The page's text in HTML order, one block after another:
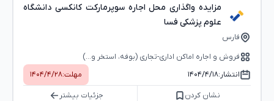
مزایده واگذاری محل اجاره سوپرمارکت کانکسی دانشگاه
علوم پزشکی فسا
فارس
فروش و اجاره اماکن اداری-تجاری (بوفه، استخر و...)
انتشار:۱۴۰۴/۴/۱۸ مهلت:۱۴۰۴/۴/۲۸
نشان کردن جزئیات بیشتر